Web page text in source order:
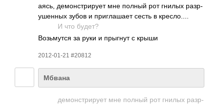
аясь, демо­нстр­ирует мне полный рот гнилых разр­
ушен­ных зубов и приг­лашает сесть в крес­ло....
И что будет?
Возь­мутся за руки и прыгнут с крыши
2012-01-21 #20812
Мбвана
демо­нстр­ирует мне полный рот гнилых разр­